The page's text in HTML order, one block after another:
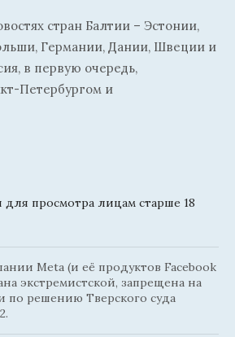
стран Балтии – Эстонии,
Германии, Дании, Швеции и
в первую очередь,
Петербургом и
для просмотра лицам старше 18
Meta (и её продуктов Facebook
экстремистской, запрещена на
по решению Тверского суда